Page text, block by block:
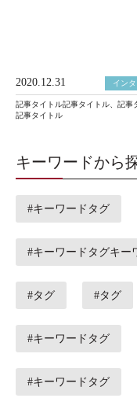
2020.12.31 イン
記事タイトル記事タイトル、記事
記事タイトル
キーワードから
#キーワードタグ
#キーワードタグキー
#タグ #タグ
#キーワードタグ
#キーワードタグ